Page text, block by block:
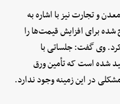
و تجارت نیز با اشاره به
شده برای افزایش قیمت‌ها را
وی گفت: جلساتی با
شده است که تأمین ورق
در این زمینه وجود ندارد.